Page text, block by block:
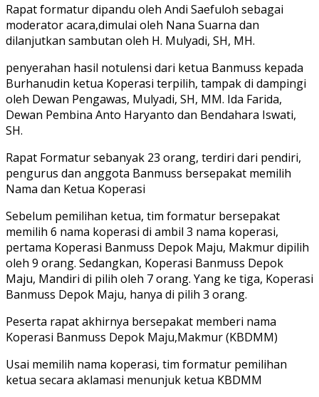
Rapat formatur dipandu oleh Andi Saefuloh sebagai
moderator acara,dimulai oleh Nana Suarna dan
dilanjutkan sambutan oleh H. Mulyadi, SH, MH.
penyerahan hasil notulensi dari ketua Banmuss kepada
Burhanudin ketua Koperasi terpilih, tampak di dampingi
oleh Dewan Pengawas, Mulyadi, SH, MM. Ida Farida,
Dewan Pembina Anto Haryanto dan Bendahara Iswati,
SH.
Rapat Formatur sebanyak 23 orang, terdiri dari pendiri,
pengurus dan anggota Banmuss bersepakat memilih
Nama dan Ketua Koperasi
Sebelum pemilihan ketua, tim formatur bersepakat
memilih 6 nama koperasi di ambil 3 nama koperasi,
pertama Koperasi Banmuss Depok Maju, Makmur dipilih
oleh 9 orang. Sedangkan, Koperasi Banmuss Depok
Maju, Mandiri di pilih oleh 7 orang. Yang ke tiga, Koperasi
Banmuss Depok Maju, hanya di pilih 3 orang.
Peserta rapat akhirnya bersepakat memberi nama
Koperasi Banmuss Depok Maju,Makmur (KBDMM)
Usai memilih nama koperasi, tim formatur pemilihan
ketua secara aklamasi menunjuk ketua KBDMM